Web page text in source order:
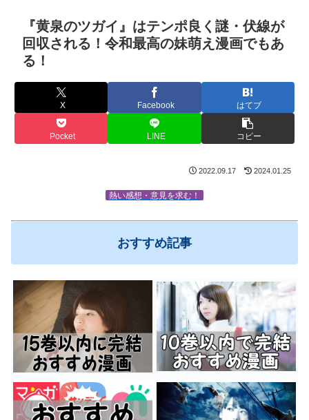
『黄泉のツガイ』はテンポ良く謎・伏線が
回収される！令和最高の妹萌え漫画でもあ
る！
X Facebook はてブ
Pocket LINE コピー
2022.09.17 2024.01.25
熱い感想・意見を求む！
おすすめ記事